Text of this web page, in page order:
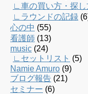
∟車の買い方・探し
∟ラウンドの記録
心の中 (55)
看護師 (13)
music (24)
∟セットリスト (5)
Namie Amuro (9)
ブログ報告 (21)
セミナー (6)